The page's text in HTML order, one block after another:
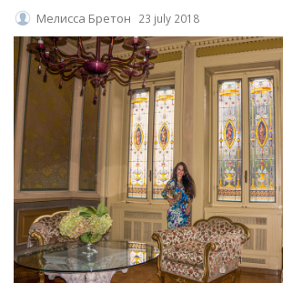
Мелисса Бретон 23 july 2018